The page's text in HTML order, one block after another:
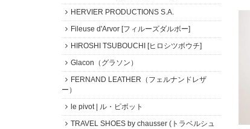
HERVIER PRODUCTIONS S.A.
Fileuse d'Arvor [フィルーズダルボー]
HIROSHI TSUBOUCHI [ヒロシツボウチ]
Glacon（グラソン）
FERNAND LEATHER（フェルナンドレザ
ー）
le pivot | ル・ピボット
TRAVEL SHOES by chausser (トラベルシュ